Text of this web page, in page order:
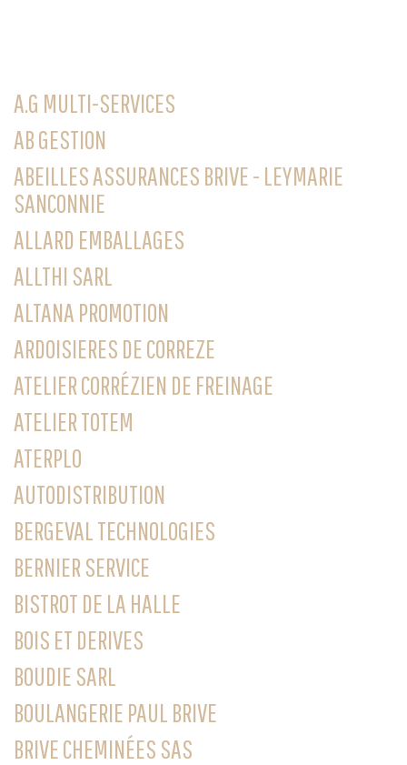
A.G MULTI-SERVICES
AB GESTION
ABEILLES ASSURANCES BRIVE - LEYMARIE
SANCONNIE
ALLARD EMBALLAGES
ALLTHI SARL
ALTANA PROMOTION
ARDOISIERES DE CORREZE
ATELIER CORRÉZIEN DE FREINAGE
ATELIER TOTEM
ATERPLO
AUTODISTRIBUTION
BERGEVAL TECHNOLOGIES
BERNIER SERVICE
BISTROT DE LA HALLE
BOIS ET DERIVES
BOUDIE SARL
BOULANGERIE PAUL BRIVE
BRIVE CHEMINÉES SAS